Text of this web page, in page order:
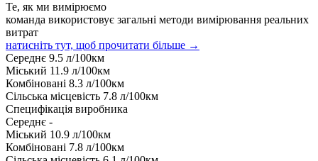
Те, як ми вимірюємо
команда використовує загальні методи вимірювання реальних
витрат
натисніть тут, щоб прочитати більше →
Середнє 9.5 л/100км
Міський 11.9 л/100км
Комбіновані 8.3 л/100км
Сільська місцевість 7.8 л/100км
Специфікація виробника
Середнє -
Міський 10.9 л/100км
Комбіновані 7.8 л/100км